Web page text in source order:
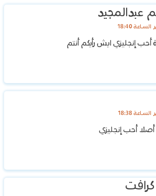
عبدالمجيد
أحب إنجليزي ايش رأيكم أنتم
أصلا أحب إنجليزي